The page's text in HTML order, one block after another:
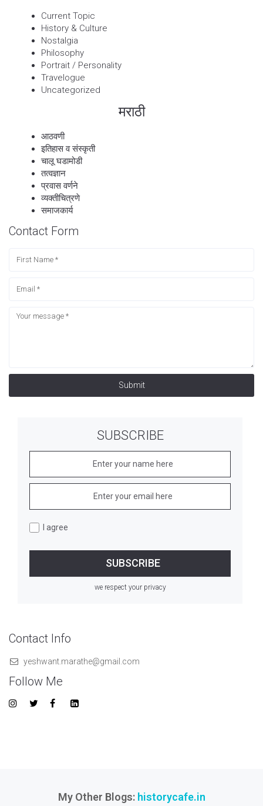
Current Topic
History & Culture
Nostalgia
Philosophy
Portrait / Personality
Travelogue
Uncategorized
मराठी
आठवणी
इतिहास व संस्कृती
चालू घडामोडी
तत्वज्ञान
प्रवास वर्णने
व्यक्तीचित्रणे
समाजकार्य
Contact Form
Submit
SUBSCRIBE
I agree
we respect your privacy
Contact Info
yeshwant.marathe@gmail.com
Follow Me
My Other Blogs: historycafe.in